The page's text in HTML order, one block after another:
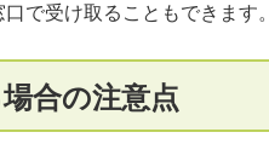
で受け取ることもできます。
合の注意点